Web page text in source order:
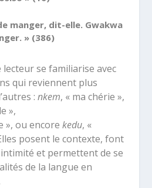
manger, dit-elle. Gwakwa
» (386)
lecteur se familiarise avec
qui reviennent plus
:nkem, « ma chérie »,
»,
», ou encorekedu, «
posent le contexte, font
et permettent de se
de la langue en